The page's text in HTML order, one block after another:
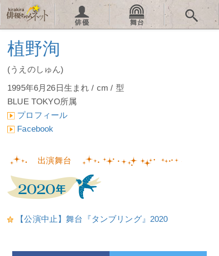
植野洵
(うえのしゅん)
1995年6月26日生まれ / cm / 型
BLUE TOKYO所属
プロフィール
Facebook
出演舞台
【公演中止】舞台『タンブリング』2020